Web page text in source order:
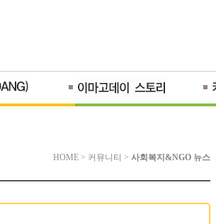
HOME > 커뮤니티 > 사회복지&NGO 뉴스